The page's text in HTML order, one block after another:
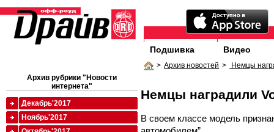
Подшивка Видео
> Архив новостей > Немцы
Немцы наградили
В своем классе модель
Архив рубрики "Новости
интернета"
Декабрь'2017
Ноябрь'2017